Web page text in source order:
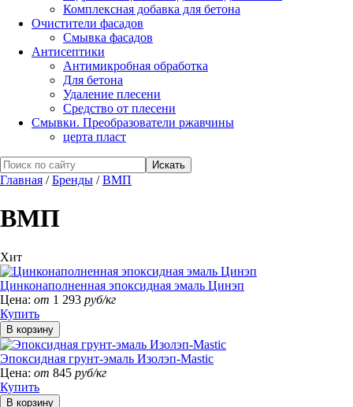
Комплексная добавка для бетона
Очистители фасадов
Смывка фасадов
Антисептики
Антимикробная обработка
Для бетона
Удаление плесени
Средство от плесени
Смывки. Преобразователи ржавчины
церта пласт
Главная /Бренды /ВМП
ВМП
Хит
Цинконаполненная эпоксидная эмаль Цинэп
Цена: от 1 293 руб/кг
Купить
Эпоксидная грунт-эмаль Изолэп-Mastic
Цена: от 845 руб/кг
Купить